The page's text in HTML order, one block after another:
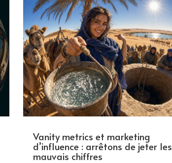
Vanity metrics et marketing
d’influence : arrêtons de jeter les
mauvais chiffres